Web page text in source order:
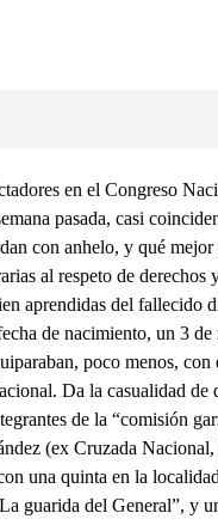
en el Congreso
pasada, casi
con anhelo, y qué
al respeto de derechos
aprendidas del fallecido
de nacimiento, un 3
poco menos, con
Da la casualidad de
de la “comisión
(ex Cruzada
una quinta en la
guarida del General”, y